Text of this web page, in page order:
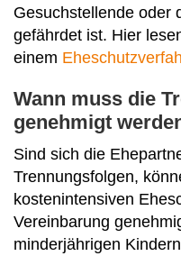
Gesuchstellende oder
gefährdet ist. Hier
einem
Wann muss die
genehmigt
Sind sich die
Trennungsfolgen,
kostenintensiven
Vereinbarung
minderjährigen